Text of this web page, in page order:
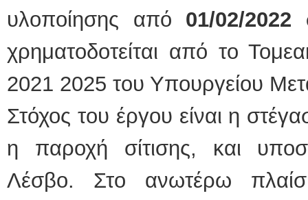
υλοποίησης από 01/02/
χρηματοδοτείται από το
2021 2025 του Υπουργείου
Στόχος του έργου είναι η
η παροχή σίτισης, και
Λέσβο. Στο ανωτέρω